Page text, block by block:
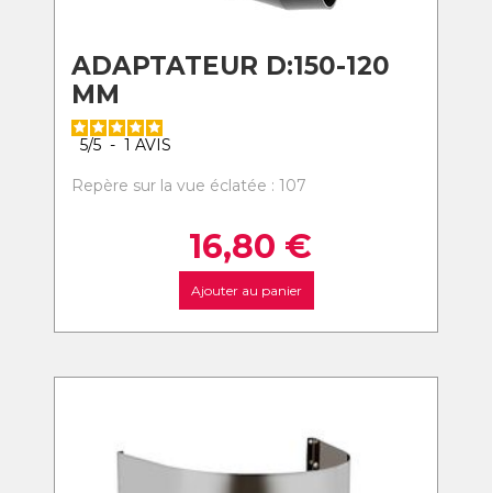
ADAPTATEUR D:150-120
MM
5/5 - 1 AVIS
Repère sur la vue éclatée : 107
16,80 €
Ajouter au panier